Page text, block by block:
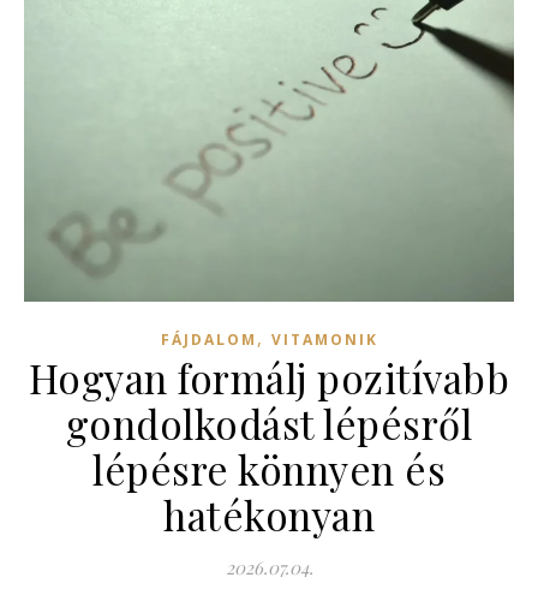
FÁJDALOM , VITAMONIK
Hogyan formálj pozitívabb
gondolkodást lépésről
lépésre könnyen és
hatékonyan
2026.07.04.